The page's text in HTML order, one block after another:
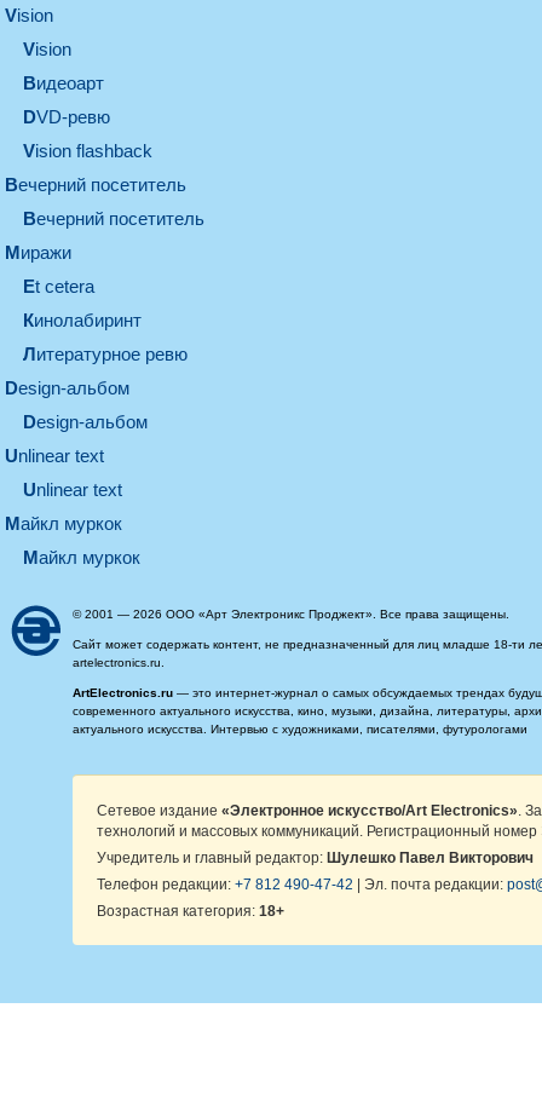
vision
vision
видеоарт
DVD-ревю
Vision flashback
вечерний посетитель
вечерний посетитель
миражи
et cetera
кинолабиринт
литературное ревю
design-альбом
design-альбом
unlinear text
Unlinear text
майкл муркок
майкл муркок
© 2001 — 2026 ООО «Арт Электроникс Проджект». Все права защищены.
Сайт может содержать контент, не предназначенный для лиц младше 18-ти
artelectronics.ru.
ArtElectronics.ru — это интернет-журнал о самых обсуждаемых трендах
современного актуального искусства, кино, музыки, дизайна, литературы,
актуального искусства. Интервью с художниками, писателями, футурологами
Сетевое издание «Электронное искусство/Art Electronics» .
технологий и массовых коммуникаций. Регистрационный
Учредитель и главный редактор: Шулешко Павел Викторович
Телефон редакции: +7 812 490-47-42 | Эл. почта редакции:
Возрастная категория: 18+